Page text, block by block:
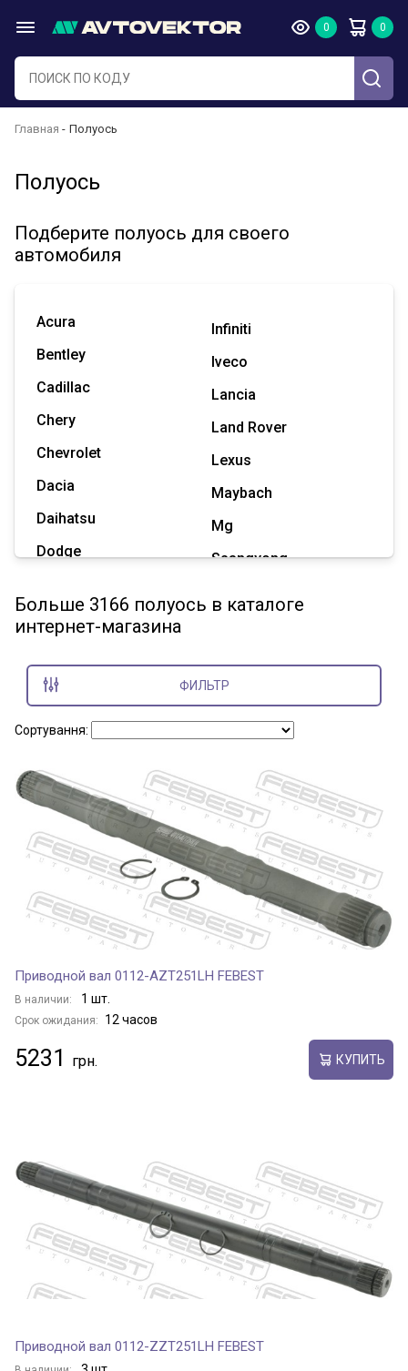
Главная Полуось
Полуось
Подберите полуось для своего
автомобиля
Acura
Bentley
Cadillac
Chery
Chevrolet
Dacia
Daihatsu
Dodge
Great Wall
Hummer
Infiniti
Iveco
Lancia
Land Rover
Lexus
Maybach
Mg
Ssangyong
Показать все марки
Больше 3166 полуось в каталоге
интернет-магазина
ФИЛЬТР
Сортування:
Приводной вал 0112-AZT251LH FEBEST
В наличии: 1 шт.
Срок ожидания: 12 часов
5231 КУПИТЬ
Приводной вал 0112-ZZT251LH FEBEST